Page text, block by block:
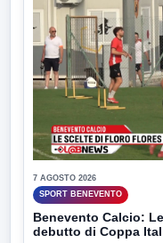
7 AGOSTO 2026
SPORT BENEVENTO
Benevento Calcio:
debutto di Coppa